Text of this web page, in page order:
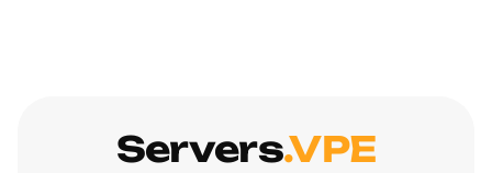
Servers.VPE